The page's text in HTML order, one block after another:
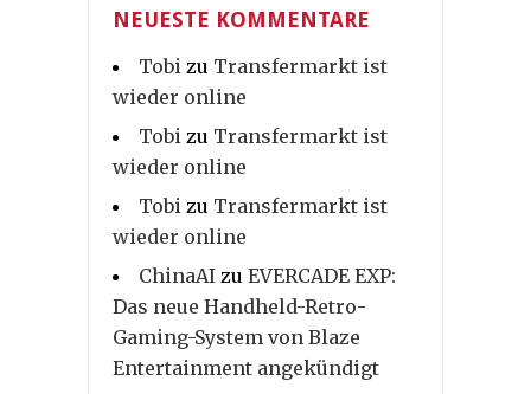
NEUESTE KOMMENTARE
Tobi zu Transfermarkt ist
wieder online
Tobi zu Transfermarkt ist
wieder online
Tobi zu Transfermarkt ist
wieder online
ChinaAI zu EVERCADE EXP:
Das neue Handheld-Retro-
Gaming-System von Blaze
Entertainment angekündigt